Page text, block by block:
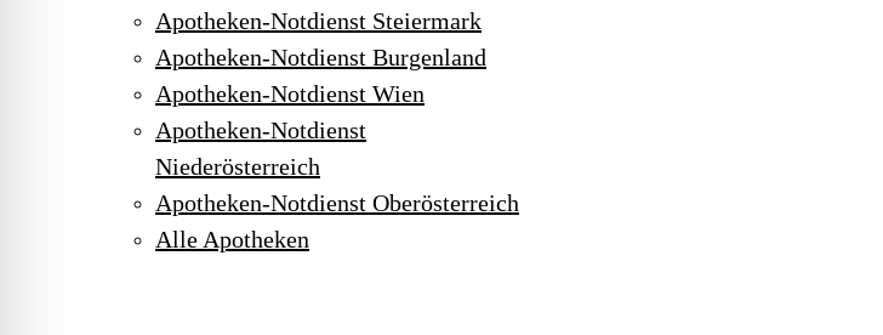
Apotheken-Notdienst Steiermark
Apotheken-Notdienst Burgenland
Apotheken-Notdienst Wien
Apotheken-Notdienst
Niederösterreich
Apotheken-Notdienst Oberösterreich
Alle Apotheken